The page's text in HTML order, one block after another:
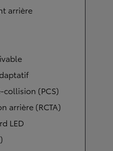
arrière
collision (PCS)
arrière (RCTA)
LED